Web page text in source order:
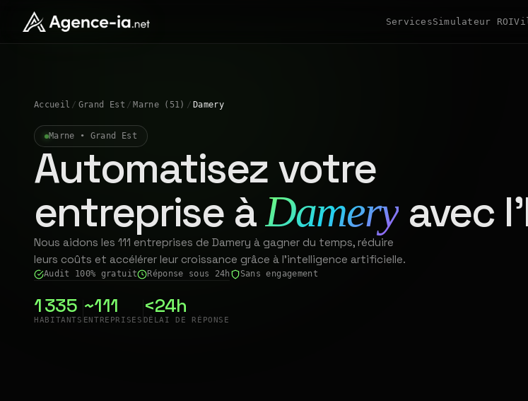
ServicesSimulateur ROI
Accueil / Grand Est / Marne (51) / Damery
Marne • Grand Est
Automatisez votre
entreprise àDameryavec
Nous aidons les 111 entreprises de Damery à gagner du temps, réduire
leurs coûts et accélérer leur croissance grâce à l'intelligence artificielle.
Audit 100% gratuit Réponse sous 24h Sans engagement
1 335
HABITANTS
~111
ENTREPRISES
<24h
DÉLAI DE RÉPONSE